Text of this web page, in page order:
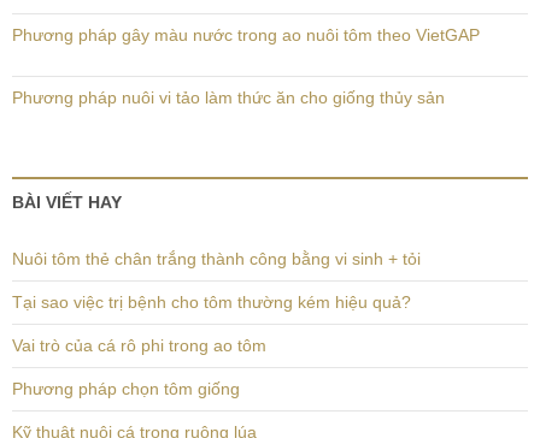
Phương pháp gây màu nước trong ao nuôi tôm theo VietGAP
Phương pháp nuôi vi tảo làm thức ăn cho giống thủy sản
BÀI VIẾT HAY
Nuôi tôm thẻ chân trắng thành công bằng vi sinh + tỏi
Tại sao việc trị bệnh cho tôm thường kém hiệu quả?
Vai trò của cá rô phi trong ao tôm
Phương pháp chọn tôm giống
Kỹ thuật nuôi cá trong ruộng lúa